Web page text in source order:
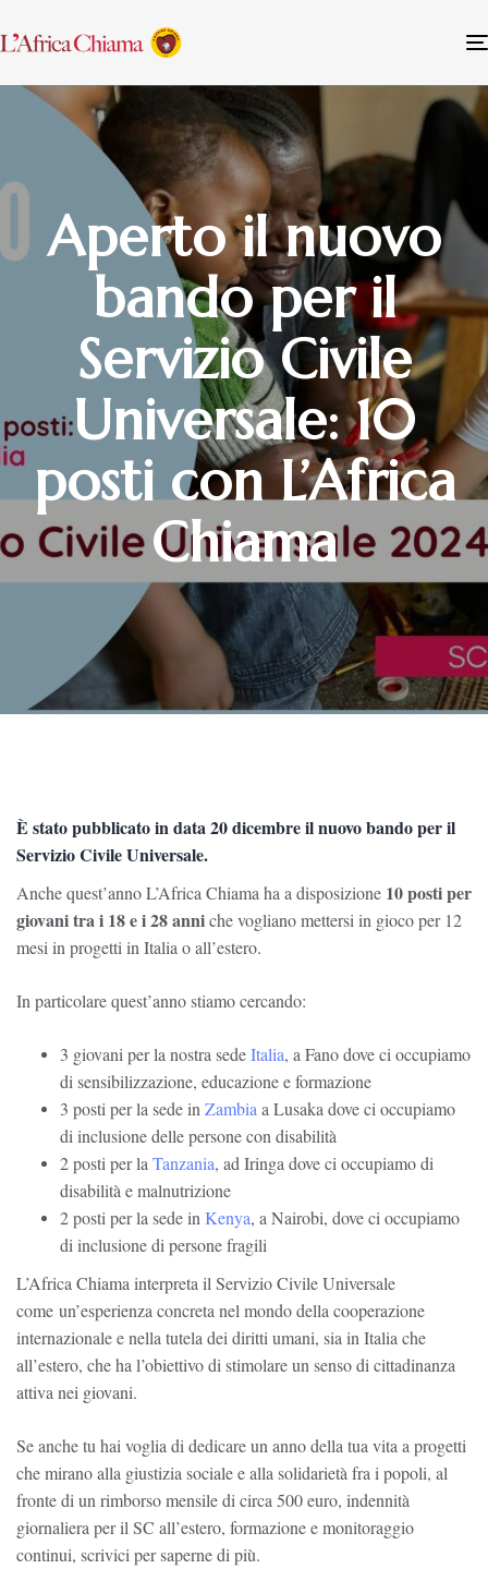
Aperto il nuovo
bando per il
Servizio Civile
Universale: 10
posti con L’Africa
Chiama
È stato pubblicato in data 20 dicembre ilnuovo bando per il
Servizio Civile Universale.
Anche quest’anno L’Africa Chiama ha a disposizione 10 posti per
giovani tra i 18 e i 28 anniche vogliano mettersi in gioco per 12
mesi in progetti in Italia o all’estero.
In particolare quest’anno stiamo cercando:
3 giovani per la nostra sedeItalia, a Fano dove ci occupiamo
di sensibilizzazione, educazione e formazione
3 posti per la sede in Zambia a Lusaka dove ci occupiamo
di inclusione delle persone con disabilità
2 posti per la Tanzania, ad Iringa dove ci occupiamo di
disabilità e malnutrizione
2 posti per la sede in Kenya, a Nairobi, dove ci occupiamo
di inclusione di persone fragili
L’Africa Chiama interpreta il Servizio Civile Universale
come un’esperienza concreta nel mondo della cooperazione
internazionale e nella tutela dei diritti umani, sia in Italia che
all’estero, che ha l’obiettivo di stimolare un senso di cittadinanza
attiva nei giovani.
Se anche tu hai voglia di dedicare un anno della tua vita a progetti
che mirano alla giustizia sociale e alla solidarietà fra i popoli, al
fronte di un rimborso mensile di circa 500 euro, indennità
giornaliera per il SC all’estero, formazione e monitoraggio
continui, scrivici per saperne di più.